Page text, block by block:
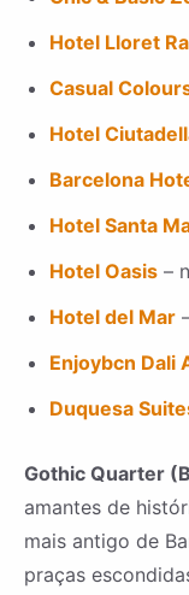
Hotel Lloret
Casual
Hotel
Barcelona
Hotel Santa
Hotel Oasis –
Hotel del Mar
Enjoybcn Dali
Duquesa
Gothic Quarter
amantes de
mais antigo de
praças